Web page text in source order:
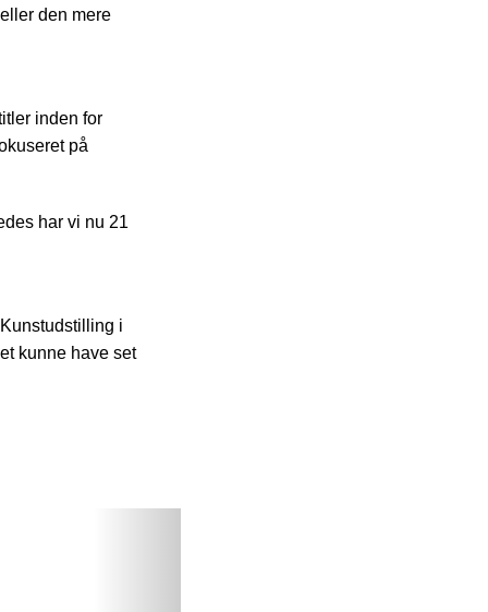
den mere
inden for
på
har vi nu 21
i
kunne have set